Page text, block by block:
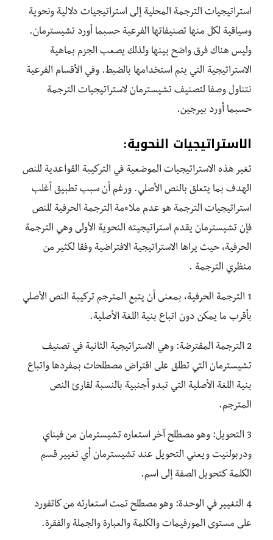
استراتيجيات الترجمة المحلية إلى استراتيجيات دلالية ونحوية
وسياقية لكل منها تصنيفاتها الفرعية حسبما أورد تشيسترمان.
وليس هناك فرق واضح بينها ولذلك يصعب الجزم بماهية
الاستراتيجية التي يتم استخدامها بالضبط. وفي الأقسام الفرعية
نتناول وصفا لتصنيف تشيسترمان لاستراتيجيات الترجمة
حسبما أورد بيرجين.
الاستراتيجيات النحوية:
تغير هذه الاستراتيجيات الموضعية في التركيبة القواعدية للنص
الهدف بما يتعلق بالنص الأصلي. ورغم أن سبب تطبيق أغلب
استراتيجيات الترجمة هو عدم ملاءمة الترجمة الحرفية للنص
فإن تشيسترمان يقدم استراتيجيته النحوية الأولى وهي الترجمة
الحرفية، حيث يراها الاستراتيجية الافتراضية وفقا لكثير من
منظري الترجمة .
1 الترجمة الحرفية، بمعنى أن يتبع المترجم تركيبة النص الأصلي
بأقرب ما يمكن دون اتباع بنية اللغة الأصلية.
2 الترجمة المقترضة: وهي الاستراتيجية الثانية في تصنيف
تشيسترمان التي تطلق على اقتراض مصطلحات بمفردها واتباع
بنية اللغة الأصلية التي تبدو أجنبية بالنسبة لقارئ النص
المترجم.
3 التحويل: وهو مصطلح آخر استعاره تشيسترمان من فيناي
ودربولنيت ويعني التحويل عند تشيسترمان أي تغيير قسم
الكلمة كتحويل الصفة إلى اسم.
4 التغيير في الوحدة: وهو مصطلح تمت استعارته من كاتفورد
على مستوى المورفيمات والكلمة والعبارة والجملة والفقرة.